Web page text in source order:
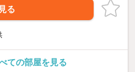
る
ての部屋を見る